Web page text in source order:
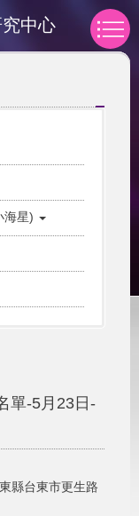
中心
海星)
單-5月23日-
縣台東市更生路